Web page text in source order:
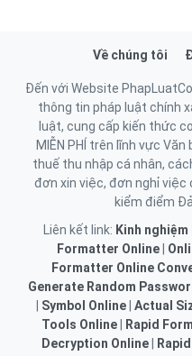
Về chúng tôi
Đến với Website
thông tin pháp luật chính
luật, cung cấp kiến thức
MIỄN PHÍ trên lĩnh vực
thuế thu nhập cá nhân,
đơn xin việc, đơn nghỉ việc
kiểm điểm
Liên kết link: Kinh nghiệm
Formatter Online|
Formatter Online
Generate Random
Symbol Online Actual
Tools Online| Rapid
Decryption Online|